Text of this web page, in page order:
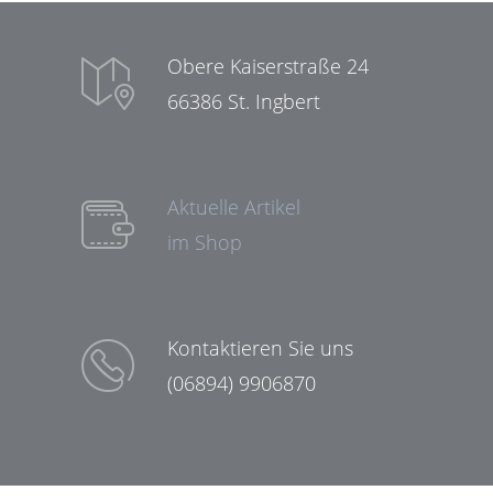
Obere Kaiserstraße 24
66386 St. Ingbert
Aktuelle Artikel
im Shop
Kontaktieren Sie uns
(06894) 9906870